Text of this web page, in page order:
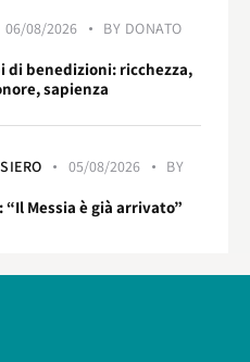
06/08/2026 BY DONATO
di benedizioni: ricchezza,
sapienza
05/08/2026
BY
“Il Messia è già arrivato”